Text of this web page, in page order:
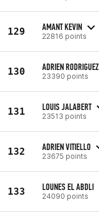
129 AMANT KEVIN
22816 points
130 ADRIEN RODRIGUEZ
23390 points
131 LOUIS JALABERT
23513 points
132 ADRIEN VITIELLO
23675 points
133 LOUNES EL ABDLI
24090 points